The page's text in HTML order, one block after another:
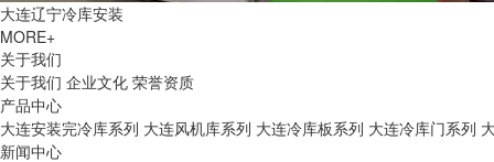
大连辽宁冷库安装
MORE+
关于我们
关于我们 企业文化 荣誉资质
产品中心
大连安装完冷库系列 大连风机库系列 大连冷库板系列 大连冷库门系列
新闻中心